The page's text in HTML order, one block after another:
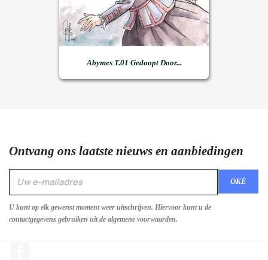
Abymes T.01 Gedoopt Door...
Ontvang ons laatste nieuws en aanbiedingen
U kunt op elk gewenst moment weer uitschrijven. Hiervoor kunt u de
contactgegevens gebruiken uit de algemene voorwaarden.